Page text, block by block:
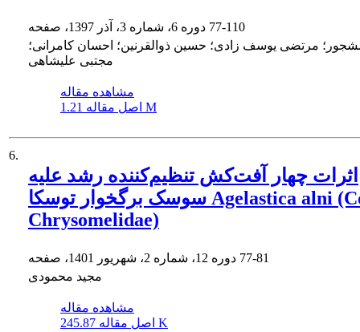
77-110
مرتضی یوسف زادی؛ حسین ذوالقرنین؛ احسان کامرانی؛
مجتبی علیشاهی
مشاهده مقاله
اصل مقاله 1.21 M
6.
اثرات چهار آفت‌کش تنظیم‌کننده رشد علیه
سوسک برگخوار توسکا Agelastica alni (Col.:
Chrysomelidae)
77-81
مجید محمودی
مشاهده مقاله
اصل مقاله 245.87 K